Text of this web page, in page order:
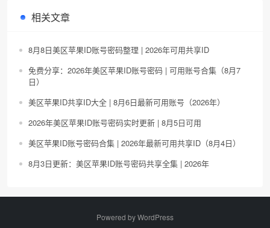
相关文章
8月8日美区苹果ID账号密码整理 | 2026年可用共享ID
免费分享：2026年美区苹果ID账号密码 | 可用账号合集（8月7
日）
美区苹果ID共享ID大全 | 8月6日最新可用账号（2026年）
2026年美区苹果ID账号密码实时更新 | 8月5日可用
美区苹果ID账号密码合集 | 2026年最新可用共享ID（8月4日）
8月3日更新：美区苹果ID账号密码共享全集 | 2026年
Powered byWordPress